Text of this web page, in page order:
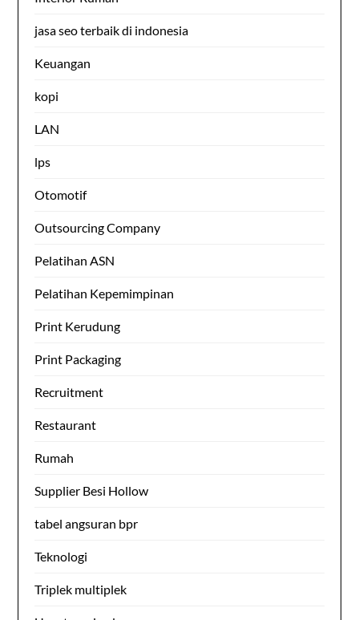
jasa seo terbaik di indonesia
Keuangan
kopi
LAN
lps
Otomotif
Outsourcing Company
Pelatihan ASN
Pelatihan Kepemimpinan
Print Kerudung
Print Packaging
Recruitment
Restaurant
Rumah
Supplier Besi Hollow
tabel angsuran bpr
Teknologi
Triplek multiplek